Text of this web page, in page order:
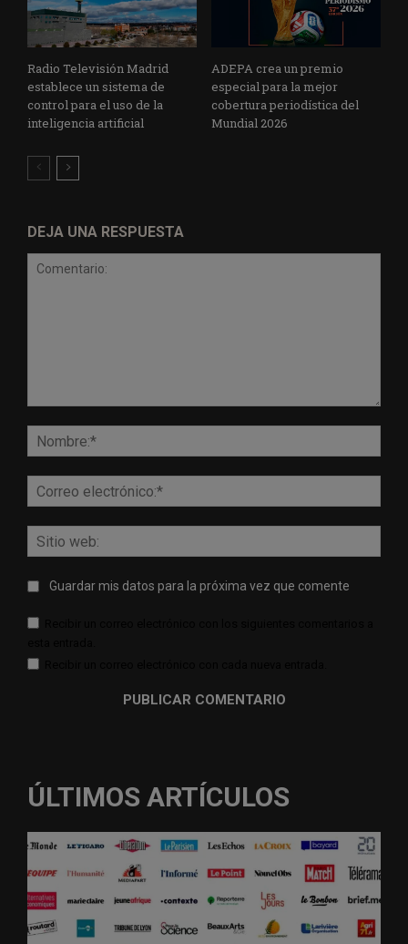
Radio Televisión Madrid
establece un sistema de
control para el uso de la
inteligencia artificial
ADEPA crea un premio
especial para la mejor
cobertura periodística del
Mundial 2026
DEJA UNA RESPUESTA
web:
Guardar mis datos para la próxima vez que comente
ÚLTIMOS ARTÍCULOS